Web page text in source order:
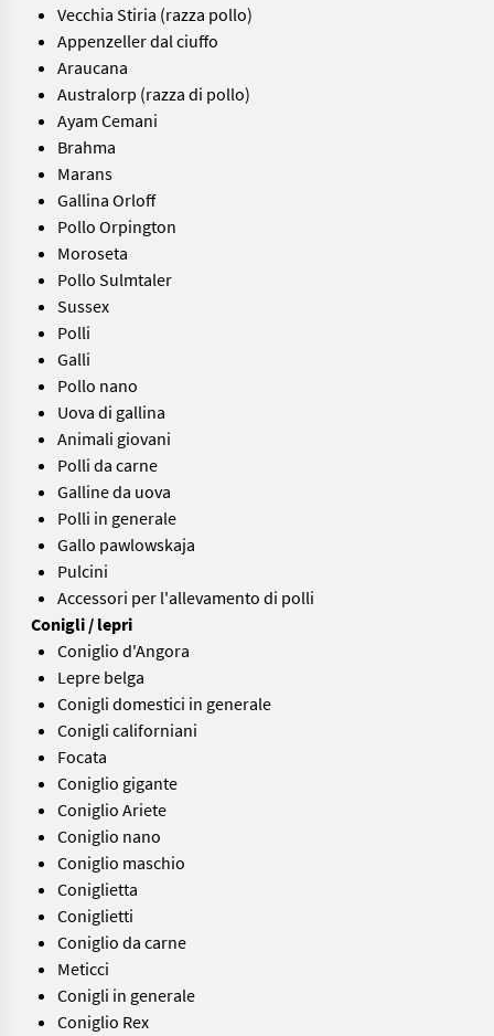
Vecchia Stiria (razza pollo)
Appenzeller dal ciuffo
Araucana
Australorp (razza di pollo)
Ayam Cemani
Brahma
Marans
Gallina Orloff
Pollo Orpington
Moroseta
Pollo Sulmtaler
Sussex
Polli
Galli
Pollo nano
Uova di gallina
Animali giovani
Polli da carne
Galline da uova
Polli in generale
Gallo pawlowskaja
Pulcini
Accessori per l'allevamento di polli
Conigli / lepri
Coniglio d'Angora
Lepre belga
Conigli domestici in generale
Conigli californiani
Focata
Coniglio gigante
Coniglio Ariete
Coniglio nano
Coniglio maschio
Coniglietta
Coniglietti
Coniglio da carne
Meticci
Conigli in generale
Coniglio Rex